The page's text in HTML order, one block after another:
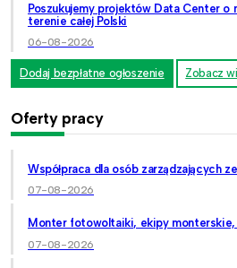
Poszukujemy projektów Data Center o
terenie całej Polski
06-08-2026
Dodaj bezpłatne ogłoszenie Zobacz
Oferty pracy
Współpraca dla osób zarządzających
07-08-2026
Monter fotowoltaiki, ekipy monterskie,
07-08-2026